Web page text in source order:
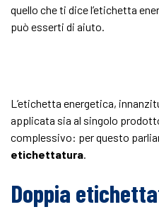
quello che ti dice l’etichetta
può esserti di aiuto.
L’etichetta energetica,
applicata sia al singolo
complessivo: per questo
etichettatura.
Doppia